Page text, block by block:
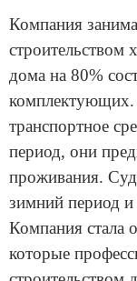
Компания
строительством
дома на 80%
комплектующих.
транспортное
период, они
проживания.
зимний период
Компания стала
которые